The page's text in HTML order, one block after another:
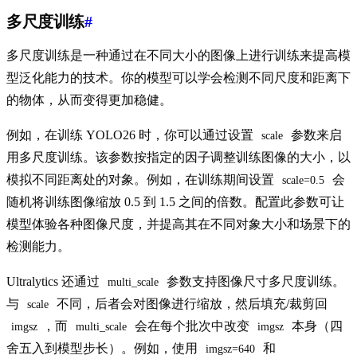
多尺度训练#
多尺度训练是一种通过在不同大小的图像上进行训练来提高模
型泛化能力的技术。你的模型可以学会检测不同尺度和距离下
的物体，从而变得更加稳健。
例如，在训练 YOLO26 时，你可以通过设置 scale
参数来启
用多尺度训练。该参数按指定的因子调整训练图像的大小，以
模拟不同距离处的对象。例如，在训练期间设置
scale=0.5
会
随机将训练图像缩放 0.5 到 1.5 之间的倍数。配置此参数可让
模型体验各种图像尺度，并提高其在不同对象大小和场景下的
检测能力。
Ultralytics 还通过 multi_scale
参数支持图像尺寸多尺度训练。
与
scale 不同，后者会对图像进行缩放，然后填充/裁剪回
imgsz ，而 multi_scale 会在每个批次中改变 imgsz
本身（四
舍五入到模型步长）。例如，使用
imgsz=640 和